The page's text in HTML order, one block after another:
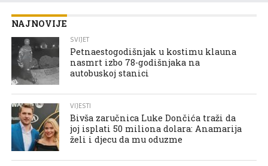
NAJNOVIJE
SVIJET
Petnaestogodišnjak u kostimu klauna
nasmrt izbo 78-godišnjaka na
autobuskoj stanici
VIJESTI
Bivša zaručnica Luke Dončića traži da
joj isplati 50 miliona dolara: Anamarija
želi i djecu da mu oduzme